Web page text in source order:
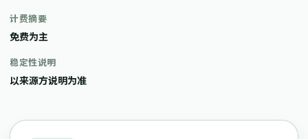
计费摘要
免费为主
稳定性说明
以来源方说明为准